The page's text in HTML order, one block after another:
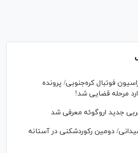
فوتبال کره‌جنوبی/ پرونده
مرحله قضایی شد!
جدید اروگوئه معرفی شد
دومین رکوردشکنی در آستانه